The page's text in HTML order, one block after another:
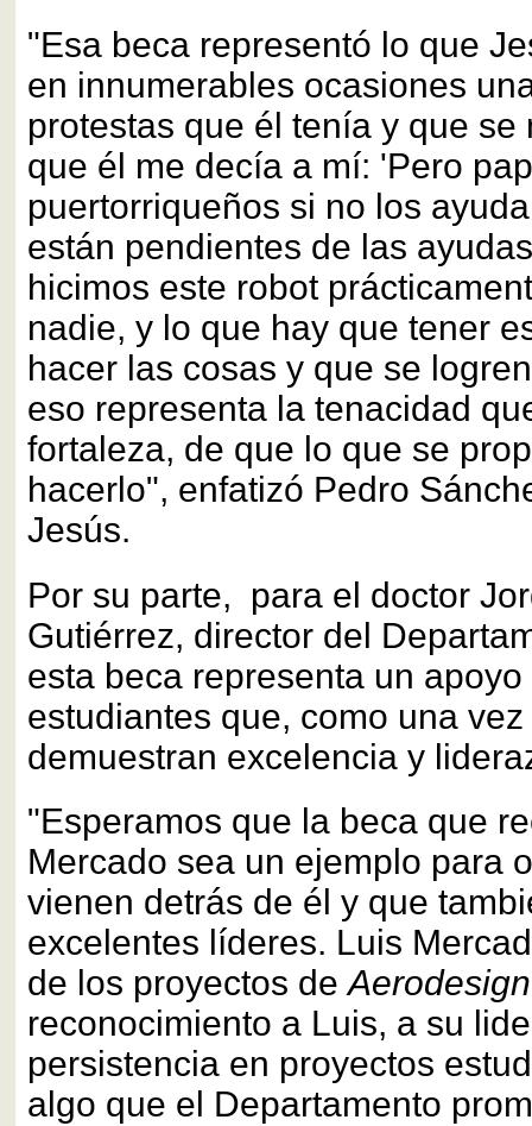
"Esa beca representó lo que
en innumerables ocasiones
protestas que él tenía y que se
que él me decía a mí: 'Pero
puertorriqueños si no los
están pendientes de las
hicimos este robot
nadie, y lo que hay que tener
hacer las cosas y que se
eso representa la tenacidad
fortaleza, de que lo que se
hacerlo", enfatizó Pedro
Jesús.
Por su parte, para el doctor
Gutiérrez, director del
esta beca representa un
estudiantes que, como una
demuestran excelencia y
"Esperamos que la beca que
Mercado sea un ejemplo para
vienen detrás de él y que
excelentes líderes. Luis
de los proyectos deAerodesign
reconocimiento a Luis, a su
persistencia en proyectos
algo que el Departamento